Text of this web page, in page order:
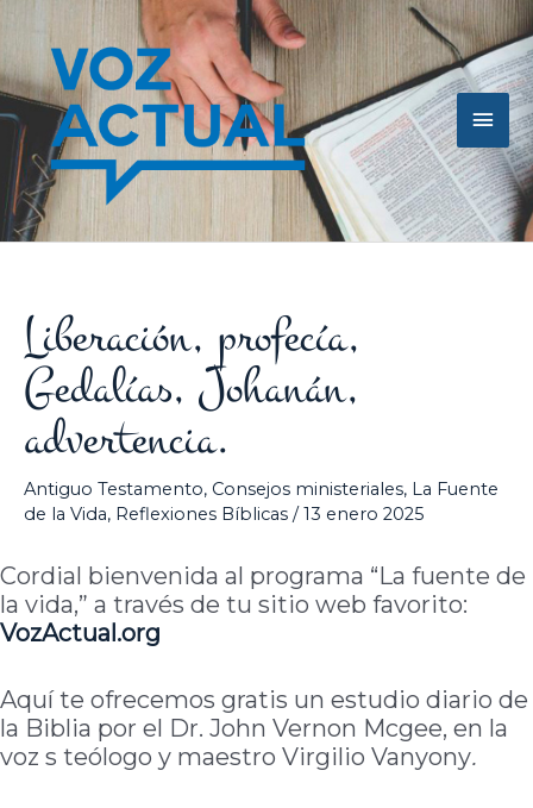
contenido
Liberación, profecía,
Gedalías, Johanán,
advertencia.
Antiguo Testamento, Consejos ministeriales, La Fuente
de la Vida, Reflexiones Bíblicas /13 enero 2025
Cordial bienvenida al programa “La fuente de
la vida,” a través de tu sitio web favorito:
VozActual.org
Aquí te ofrecemos gratis un estudio diario de
la Biblia por el Dr. John Vernon Mcgee, en la
voz s teólogo y maestro Virgilio Vanyony.